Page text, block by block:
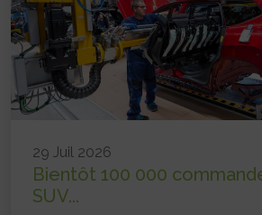
29 Juil 2026
Bientôt 100 000
SUV...